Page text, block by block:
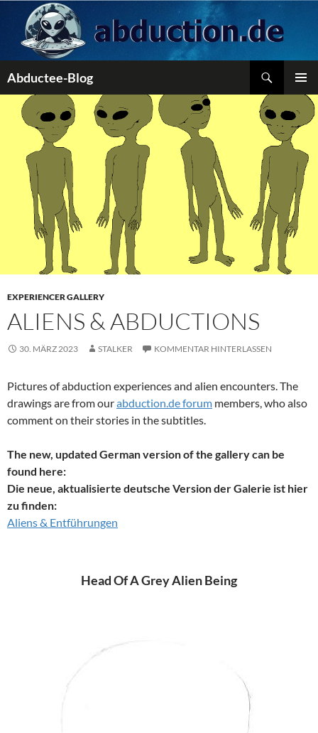
Inhalt
springen
Abductee-Blog
MENÜ
EXPERIENCER GALLERY
ALIENS & ABDUCTIONS
30. MÄRZ 2023 STALKER KOMMENTAR HINTERLASSEN
Pictures of abduction experiences and alien encounters. The
drawings are from ourabduction.de forum members, who also
comment on their stories in the subtitles.
The new, updated German version of the gallery can be
found here:
Die neue, aktualisierte deutsche Version der Galerie ist hier
zu finden:
Aliens & Entführungen
Head Of A Grey Alien Being